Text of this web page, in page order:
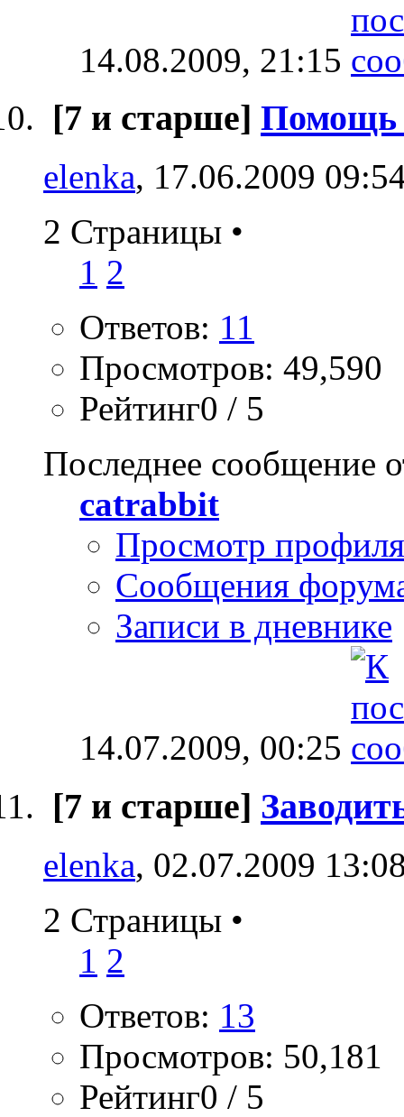
14.08.2009, 21:15
[7 и старше] Помощь
elenka, 17.06.2009
2 Страницы •
1 2
Ответов: 11
Просмотров: 49,590
Рейтинг0 / 5
Последнее сообщение
catrabbit
Просмотр профиля
Сообщения
Записи в дневнике
14.07.2009, 00:25
[7 и старше]
elenka, 02.07.2009
2 Страницы •
1 2
Ответов: 13
Просмотров: 50,181
Рейтинг0 / 5